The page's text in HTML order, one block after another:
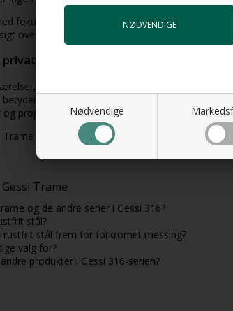
Nødvendige
fokus på rene og ansvarlige processer, hvor
over tid.
og professionelle
hvor man ønsker mere karakter uden at
det et system, hvor armatur, materialer
proportioner spiller en aktiv rolle i
som en del af vores nøje udvalge
Trame
og de andre serier i Gessi 316?
stål?
rustfrit stål frem for forkromet messing?
valg for?
produkter i Gessi 316-serien?